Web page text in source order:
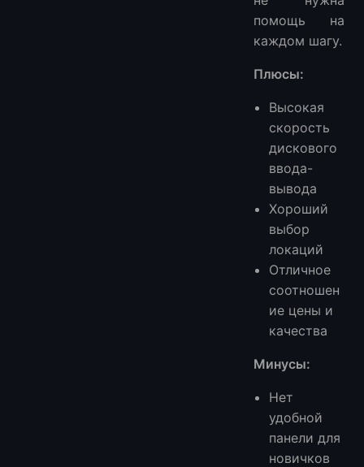
помощь на
каждом шагу.
Плюсы:
Высокая
скорость
дискового
ввода-
вывода
Хороший
выбор
локаций
Отличное
соотношен
ие цены и
качества
Минусы:
Нет
удобной
панели для
новичков